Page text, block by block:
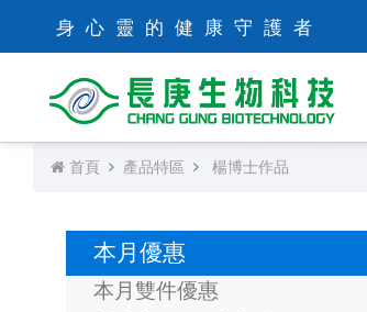
身心靈的健康守護者
首頁 產品特區 楊博士作品
本月優惠
本月雙件優惠